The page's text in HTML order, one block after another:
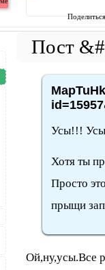
Усы!!!
Хотя ты
Просто
прыщи
Ой,ну,усы.Все